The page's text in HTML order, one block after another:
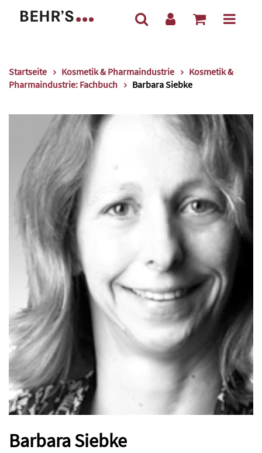
Startseite Kosmetik & Pharmaindustrie
Kosmetik &
Pharmaindustrie: Fachbuch
Barbara Siebke
Barbara Siebke